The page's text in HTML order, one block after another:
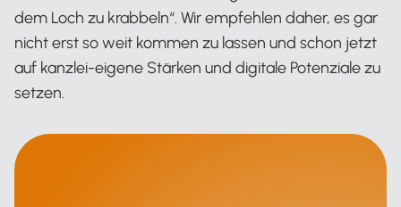
dem Loch zu krabbeln“. Wir empfehlen daher, es gar
nicht erst so weit kommen zu lassen und schon jetzt
auf kanzlei-eigene Stärken und digitale Potenziale zu
setzen.